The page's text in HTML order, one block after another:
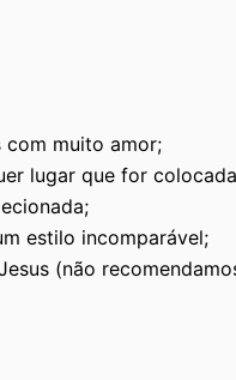
com muito amor;
lugar que for
estilo incomparável;
(não